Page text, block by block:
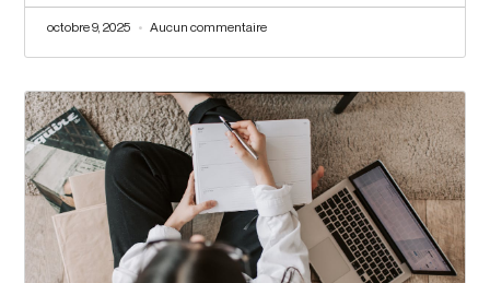
octobre 9, 2025 Aucun commentaire